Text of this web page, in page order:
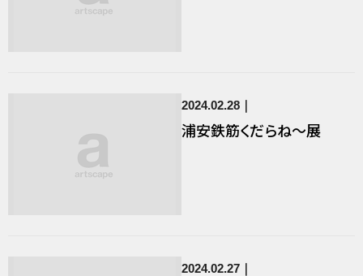
2024.02.28
浦安鉄筋くだらね～展
2024.02.27